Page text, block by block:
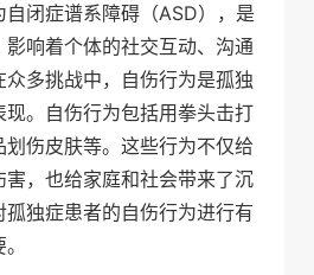
闭症谱系障碍（ASD），是
响着个体的社交互动、沟通
多挑战中，自伤行为是孤独
。自伤行为包括用拳头击打
划伤皮肤等。这些行为不仅给
害，也给家庭和社会带来了沉
独症患者的自伤行为进行有